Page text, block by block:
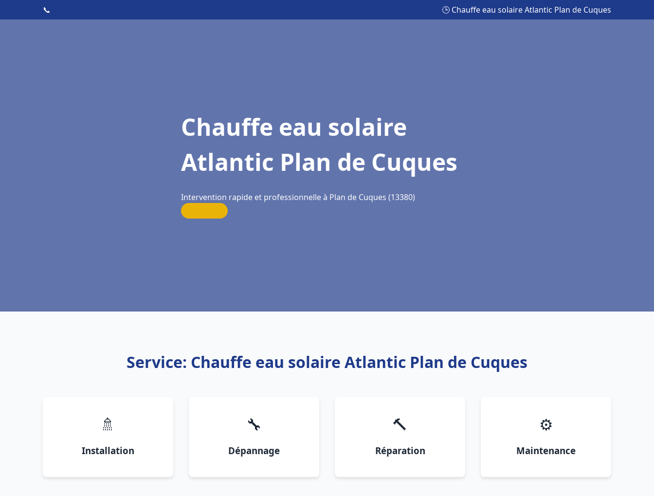
📞 🕒 Chauffe eau solaire Atlantic Plan de Cuques
Chauffe eau solaire
Atlantic Plan de Cuques
Intervention rapide et professionnelle à Plan de Cuques (13380)
Service: Chauffe eau solaire Atlantic Plan de Cuques
🚿
Installation
🔧
Dépannage
🔨
Réparation
⚙️
Maintenance